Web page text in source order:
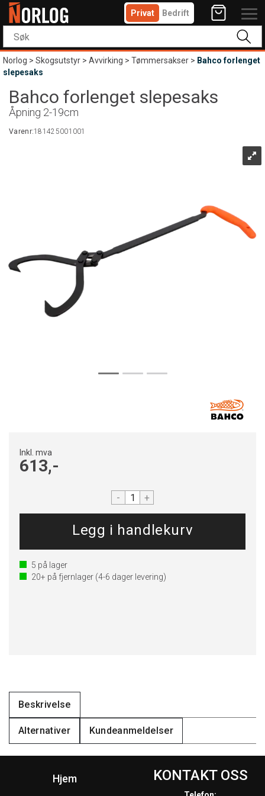
Privat Bedrift
Norlog>Skogsutstyr>Avvirking>Tømmersakser> Bahco forlenget
slepesaks
Bahco forlenget slepesaks
Åpning 2-19cm
Varenr:181425001001
Inkl. mva
613,-
- +
5 på lager
20+ på fjernlager (4-6 dager levering)
Beskrivelse
Alternativer Kundeanmeldelser
Hjem
KONTAKT OSS